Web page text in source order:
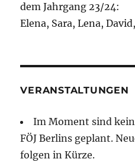
dem Jahrgang 23/24:
Elena, Sara, Lena,
VERANSTALTUNGEN
Im Moment sind
FÖJ Berlins geplant.
folgen in Kürze.